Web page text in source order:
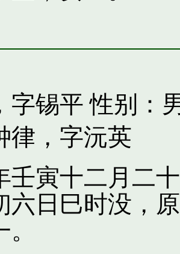
字锡平 性别：
律，字沅英
壬寅十二月二
六日巳时没，